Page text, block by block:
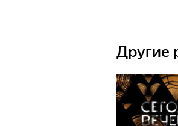
Другие